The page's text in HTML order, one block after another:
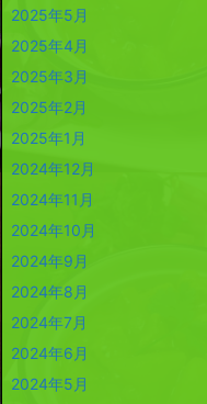
2025年5月
2025年4月
2025年3月
2025年2月
2025年1月
2024年12月
2024年11月
2024年10月
2024年9月
2024年8月
2024年7月
2024年6月
2024年5月